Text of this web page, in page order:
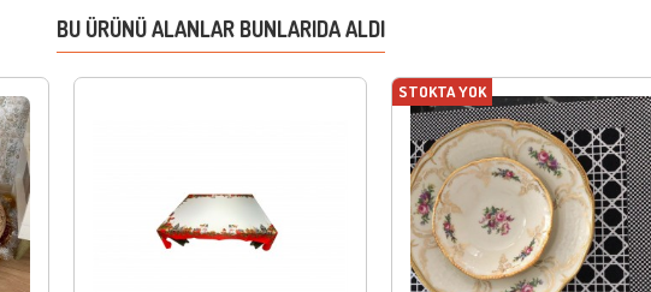
BU ÜRÜNÜ ALANLAR BUNLARIDA ALDI
STOKTA YOK